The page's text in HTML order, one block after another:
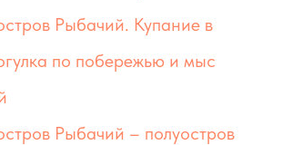
Рыбачий. Купание в
по побережью и мыс
Рыбачий – полуостров